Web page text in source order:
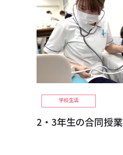
学校生活
2・3年生の合同授業